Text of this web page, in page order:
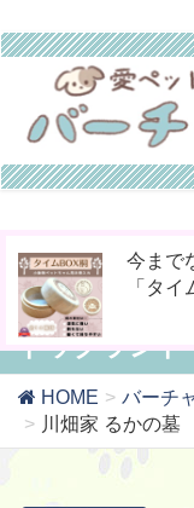
ペット
行え
お骨壷
カタ
今まで
「タ
ドッグランド
HOME バーチ
川畑家 るかの墓